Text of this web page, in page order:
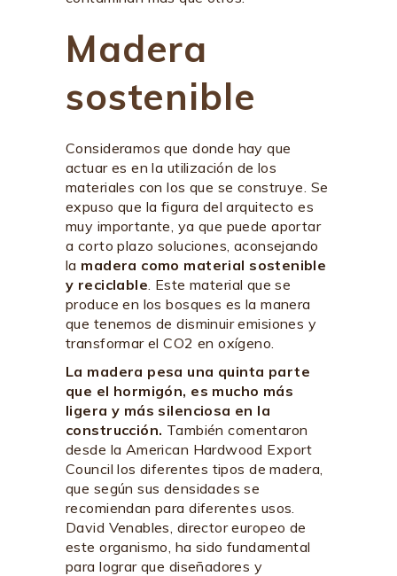
Madera
sostenible
Consideramos que donde hay que
actuar es en la utilización de los
materiales con los que se construye. Se
expuso que la figura del arquitecto es
muy importante, ya que puede aportar
a corto plazo soluciones, aconsejando
la madera como material sostenible
y reciclable. Este material que se
produce en los bosques es la manera
que tenemos de disminuir emisiones y
transformar el CO2 en oxígeno.
La madera pesa una quinta parte
que el hormigón, es mucho más
ligera y más silenciosa en la
construcción. También comentaron
desde la American Hardwood Export
Council los diferentes tipos de madera,
que según sus densidades se
recomiendan para diferentes usos.
David Venables, director europeo de
este organismo, ha sido fundamental
para lograr que diseñadores y